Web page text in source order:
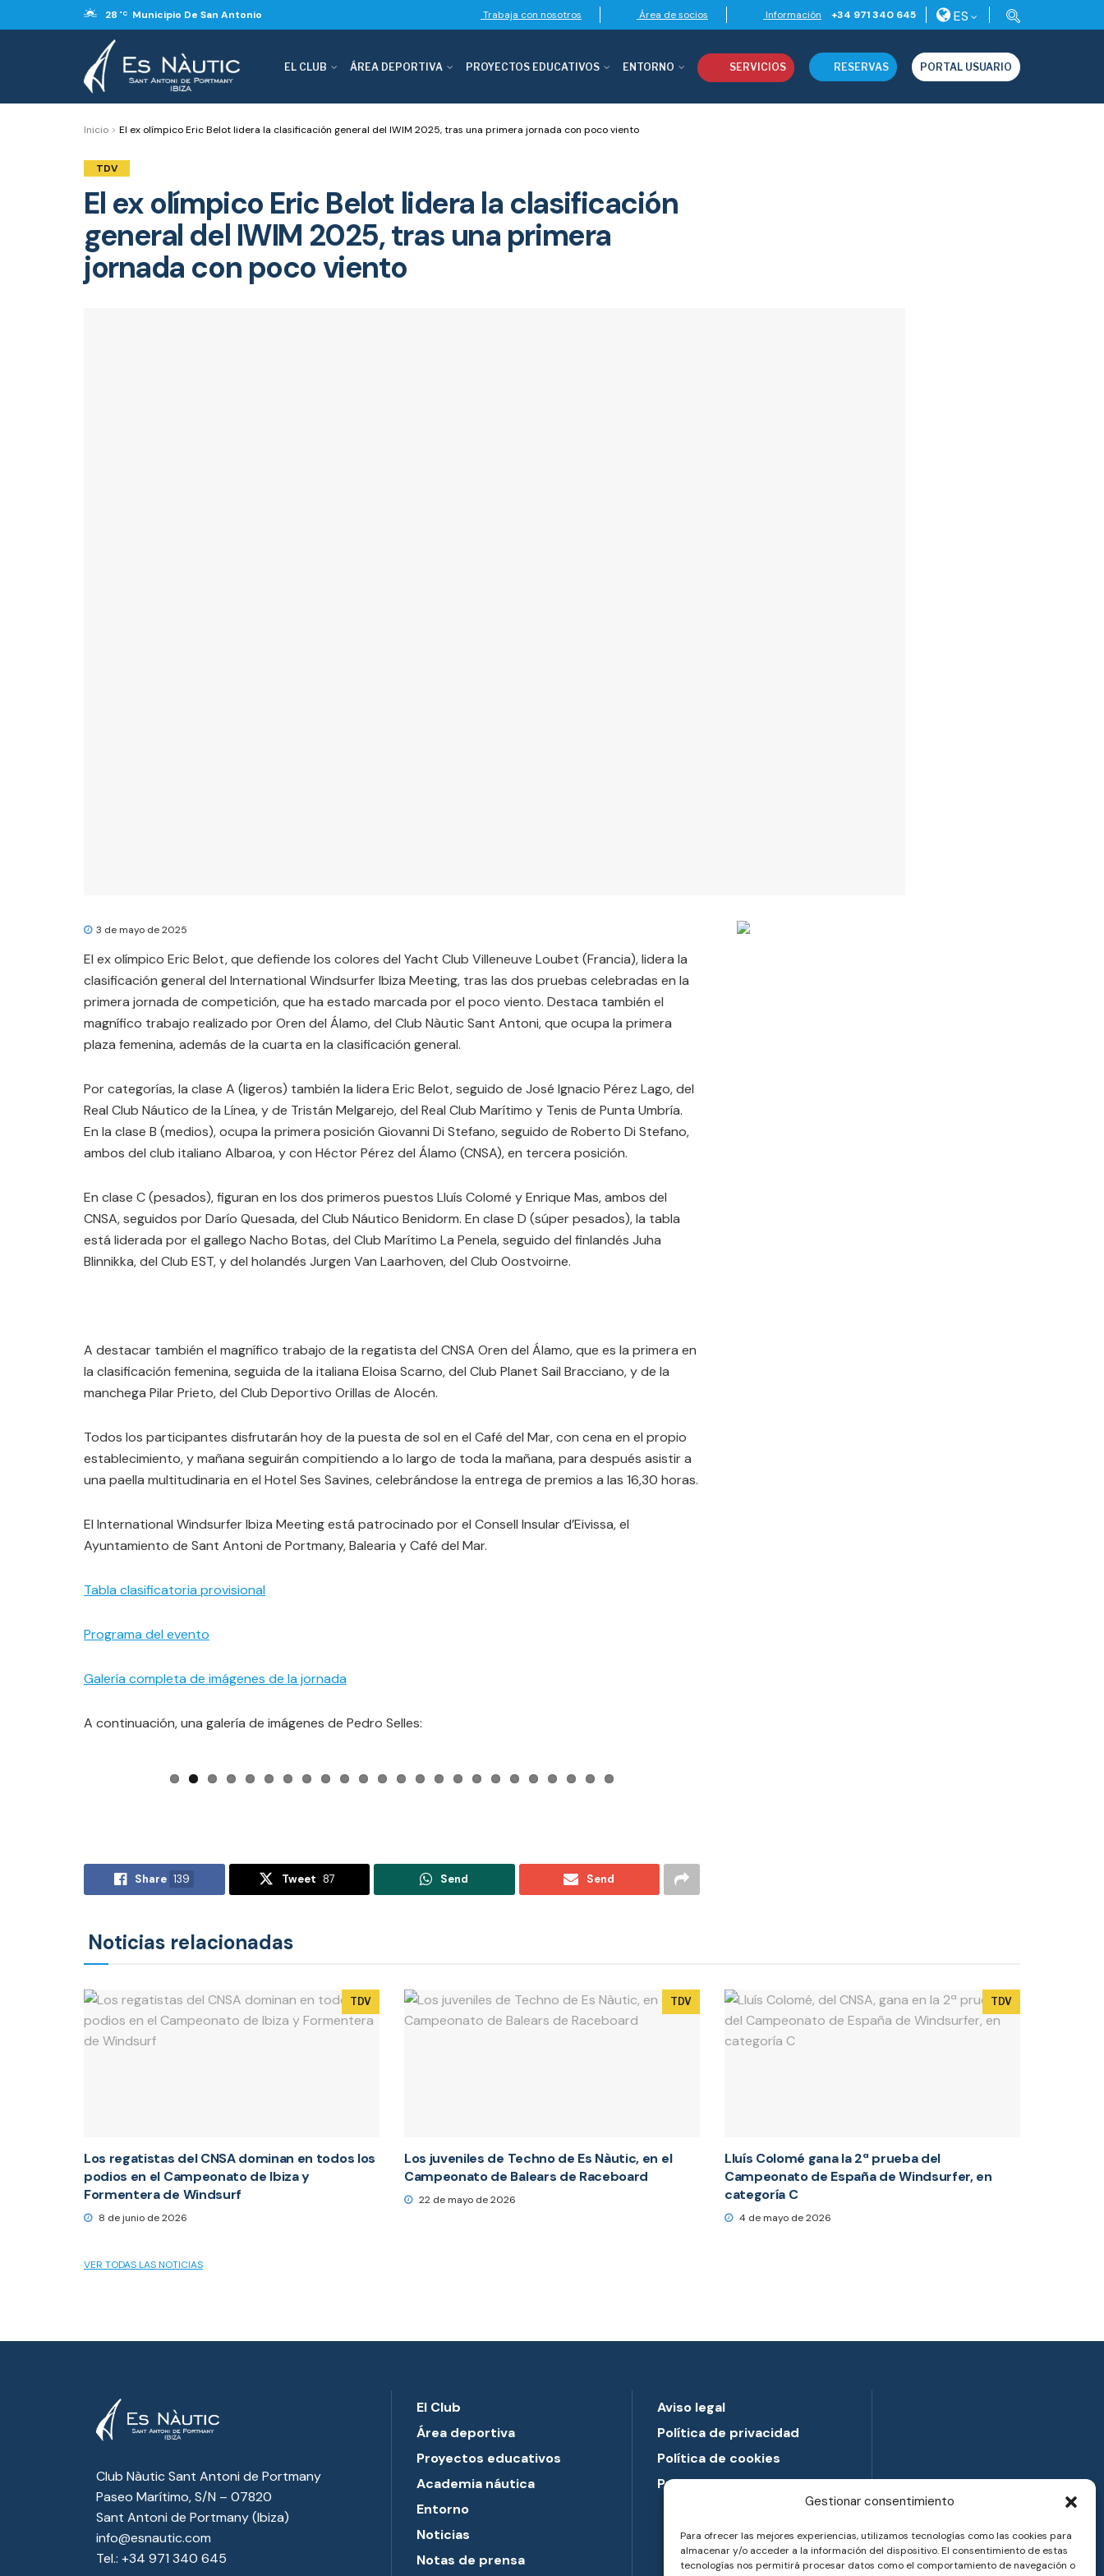
Gestionar consentimiento
Para ofrecer las mejores experiencias, utilizamos tecnologías como las cookies para
almacenar y/o acceder a la información del dispositivo. El consentimiento de estas
tecnologías nos permitirá procesar datos como el comportamiento de navegación o
28 °C Municipio De San Antonio Trabaja con nosotros Área de socios Información +34 971 340 645 ES
EL CLUB ÁREA DEPORTIVA PROYECTOS EDUCATIVOS ENTORNO SERVICIOS RESERVAS PORTAL USUARIO
Inicio > El ex olímpico Eric Belot lidera la clasificación general del IWIM 2025, tras una primera jornada con poco viento
TDV
El ex olímpico Eric Belot lidera la clasificación
general del IWIM 2025, tras una primera
jornada con poco viento
3 de mayo de 2025
El ex olímpico Eric Belot, que defiende los colores del Yacht Club Villeneuve Loubet (Francia), lidera la
clasificación general del International Windsurfer Ibiza Meeting, tras las dos pruebas celebradas en la
primera jornada de competición, que ha estado marcada por el poco viento. Destaca también el
magnífico trabajo realizado por Oren del Álamo, del Club Nàutic Sant Antoni, que ocupa la primera
plaza femenina, además de la cuarta en la clasificación general.
Por categorías, la clase A (ligeros) también la lidera Eric Belot, seguido de José Ignacio Pérez Lago, del
Real Club Náutico de la Línea, y de Tristán Melgarejo, del Real Club Marítimo y Tenis de Punta Umbría.
En la clase B (medios), ocupa la primera posición Giovanni Di Stefano, seguido de Roberto Di Stefano,
ambos del club italiano Albaroa, y con Héctor Pérez del Álamo (CNSA), en tercera posición.
En clase C (pesados), figuran en los dos primeros puestos Lluís Colomé y Enrique Mas, ambos del
CNSA, seguidos por Darío Quesada, del Club Náutico Benidorm. En clase D (súper pesados), la tabla
está liderada por el gallego Nacho Botas, del Club Marítimo La Penela, seguido del finlandés Juha
Blinnikka, del Club EST, y del holandés Jurgen Van Laarhoven, del Club Oostvoirne.
A destacar también el magnífico trabajo de la regatista del CNSA Oren del Álamo, que es la primera en
la clasificación femenina, seguida de la italiana Eloisa Scarno, del Club Planet Sail Bracciano, y de la
manchega Pilar Prieto, del Club Deportivo Orillas de Alocén.
Todos los participantes disfrutarán hoy de la puesta de sol en el Café del Mar, con cena en el propio
establecimiento, y mañana seguirán compitiendo a lo largo de toda la mañana, para después asistir a
una paella multitudinaria en el Hotel Ses Savines, celebrándose la entrega de premios a las 16,30 horas.
El International Windsurfer Ibiza Meeting está patrocinado por el Consell Insular d’Eivissa, el
Ayuntamiento de Sant Antoni de Portmany, Balearia y Café del Mar.
Tabla clasificatoria provisional
Programa del evento
Galería completa de imágenes de la jornada
A continuación, una galería de imágenes de Pedro Selles:
Share 139 Tweet 87 Send Send
Noticias relacionadas
TDV
Los regatistas del CNSA dominan en todos los
podios en el Campeonato de Ibiza y
Formentera de Windsurf
8 de junio de 2026
TDV
Los juveniles de Techno de Es Nàutic, en el
Campeonato de Balears de Raceboard
22 de mayo de 2026
TDV
Lluís Colomé gana la 2ª prueba del
Campeonato de España de Windsurfer, en
categoría C
4 de mayo de 2026
VER TODAS LAS NOTICIAS
Club Nàutic Sant Antoni de Portmany
Paseo Marítimo, S/N – 07820
Sant Antoni de Portmany (Ibiza)
info@esnautic.com
Tel.: +34 971 340 645
El Club
Área deportiva
Proyectos educativos
Academia náutica
Entorno
Noticias
Notas de prensa
Aviso legal
Política de privacidad
Política de cookies
Preguntas frecuentes